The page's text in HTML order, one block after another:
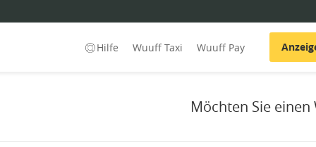
Hilfe Wuuff Taxi Wuuff Pay
Möchten Sie